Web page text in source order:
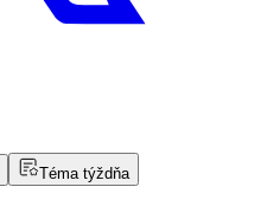
Téma týždňa